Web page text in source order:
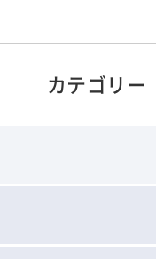
カテゴリー